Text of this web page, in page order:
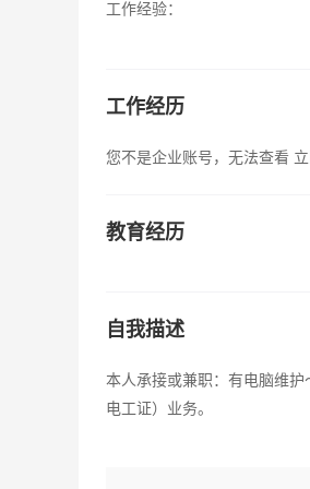
工作经验：
工作经历
您不是企业账号，无法查看
教育经历
自我描述
本人承接或兼职：有电脑维
电工证）业务。